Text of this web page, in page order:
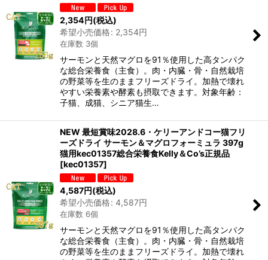
2,354 円(税込)
希望小売価格: 2,354円
在庫数 3個
サーモンと天然マグロを91％使用した高タンパク
な総合栄養食（主食）。肉・内臓・骨・自然栽培
の野菜等を生のままフリーズドライ。加熱で壊れ
やすい栄養素や酵素も摂取できます。対象年齢：
子猫、成猫、シニア猫生…
NEW 最短賞味2028.6・ケリーアンドコー猫フリ
ーズドライ サーモン＆マグロフォーミュラ 397g
猫用kec01357総合栄養食Kelly＆Co’s正規品
[kec01357]
4,587円(税込)
希望小売価格: 4,587円
在庫数 6個
サーモンと天然マグロを91％使用した高タンパク
な総合栄養食（主食）。肉・内臓・骨・自然栽培
の野菜等を生のままフリーズドライ。加熱で壊れ